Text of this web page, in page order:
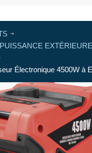
EXTÉRIEURE
Électronique 4500W à